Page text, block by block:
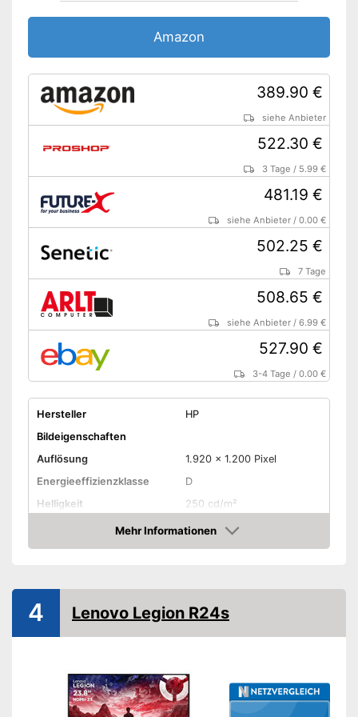
Vorteile
siehe Anbieter
Amazon
389.90 €
siehe Anbieter
522.30 €
3 Tage / 5.99 €
481.19 €
siehe Anbieter /0.00 €
502.25 €
7 Tage
508.65 €
siehe Anbieter /6.99 €
527.90 €
3-4 Tage /0.00 €
Hersteller
HP
Bildeigenschaften
Auflösung
1.920 x 1.200 Pixel
Energieeffizienzklasse
D
Helligkeit
250 cd/m²
1.000 : 1
Reaktionszeit
5 ms
Blickwinkel
178°
Anschlüsse
HDMI-Anschluss
Mehr Informationen
Amazon
4 Lenovo Legion R24s